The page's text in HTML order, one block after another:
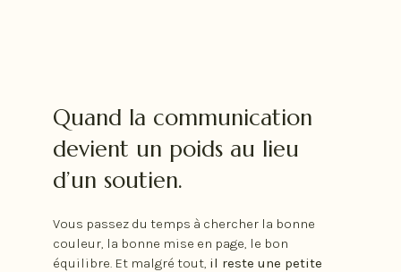
Quand la communication
devient un poids au lieu
d’un soutien.
Vous passez du temps à chercher la bonne
couleur, la bonne mise en page, le bon
équilibre. Et malgré tout, il reste une petite